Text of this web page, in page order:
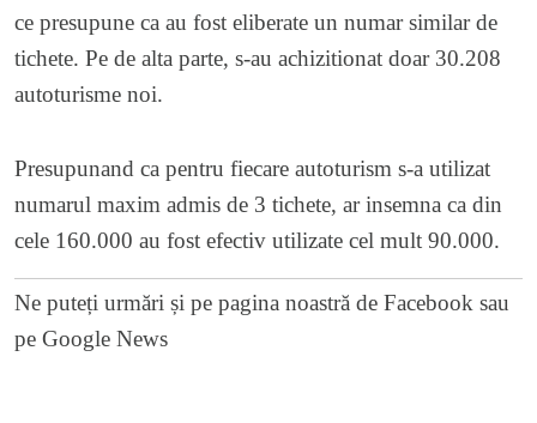
ce presupune ca au fost eliberate un numar similar de
tichete. Pe de alta parte, s-au achizitionat doar 30.208
autoturisme noi.
Presupunand ca pentru fiecare autoturism s-a utilizat
numarul maxim admis de 3 tichete, ar insemna ca din
cele 160.000 au fost efectiv utilizate cel mult 90.000.
Ne puteți urmări și pe pagina noastră de Facebook sau
pe Google News